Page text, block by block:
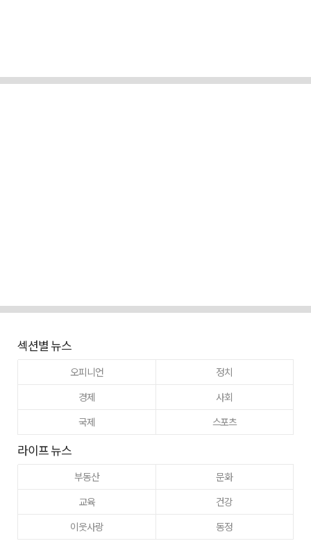
섹션별 뉴스
오피니언
정치
경제
사회
국제
스포츠
라이프 뉴스
부동산
문화
교육
건강
이웃사랑
동정